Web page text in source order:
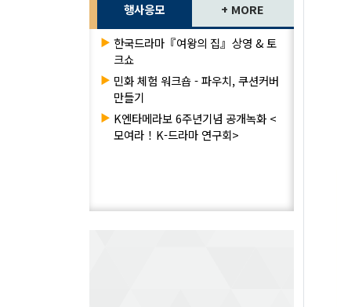
행사응모 + MORE
▶ 한국드라마『여왕의 집』상영 & 토
크쇼
▶ 민화 체험 워크숍 - 파우치, 쿠션커버
만들기
▶ K엔타메라보 6주년기념 공개녹화 <
모여라！K-드라마 연구회>